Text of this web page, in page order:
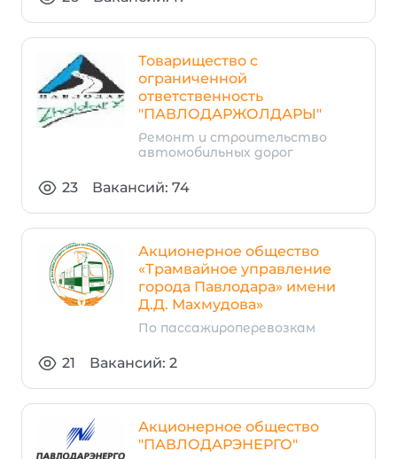
Товарищество с
ограниченной
ответственность
"ПАВЛОДАРЖОЛДАРЫ"
Ремонт и строительство
автомобильных дорог
23 Вакансий: 74
Акционерное общество
«Трамвайное управление
города Павлодара» имени
Д.Д. Махмудова»
По пассажироперевозкам
21 Вакансий: 2
Акционерное общество
"ПАВЛОДАРЭНЕРГО"